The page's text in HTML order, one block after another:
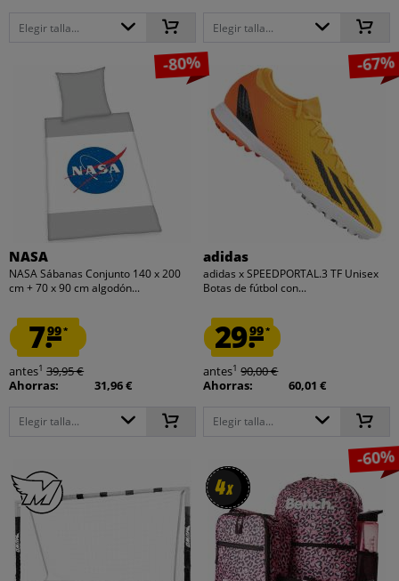
Elegir talla... Elegir talla...
-80%
NASA
NASA Sábanas Conjunto 140 x 200
cm + 70 x 90 cm algodón...
7.99*
antes1 39,95 €
Ahorras:
31,96 €
Elegir talla...
-67%
adidas
adidas x SPEEDPORTAL.3 TF Unisex
Botas de fútbol con...
29.99*
antes1 90,00 €
Ahorras:
60,01 €
Elegir talla...
4x
4x
-60%